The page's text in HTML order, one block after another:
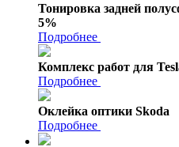
Тонировка задней
5%
Подробнее
Комплекс работ для
Подробнее
Оклейка оптики Skoda
Подробнее